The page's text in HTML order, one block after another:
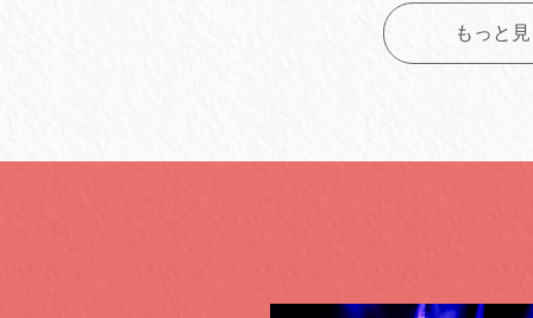
もっと